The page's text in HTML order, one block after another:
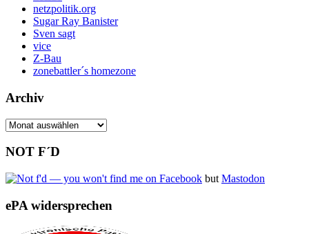
netzpolitik.org
Sugar Ray Banister
Sven sagt
vice
Z-Bau
zonebattler´s homezone
Archiv
Archiv
NOT F´D
but Mastodon
ePA widersprechen